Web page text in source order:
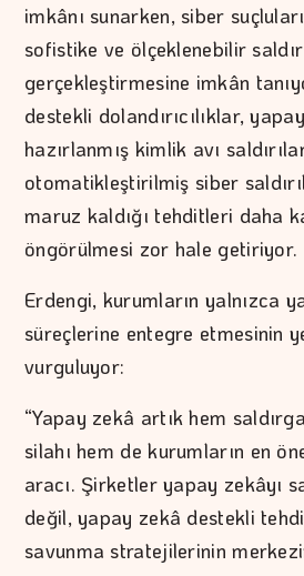
imkânı sunarken, siber
sofistike ve ölçeklenebilir
gerçekleştirmesine imkân
destekli dolandırıcılıklar,
hazırlanmış kimlik avı
otomatikleştirilmiş siber
maruz kaldığı tehditleri daha
öngörülmesi zor hale getiriyor.
Erdengi, kurumların yalnızca
süreçlerine entegre etmesinin
vurguluyor:
“Yapay zekâ artık hem
silahı hem de kurumların en
aracı. Şirketler yapay zekâyı
değil, yapay zekâ destekli
savunma stratejilerinin